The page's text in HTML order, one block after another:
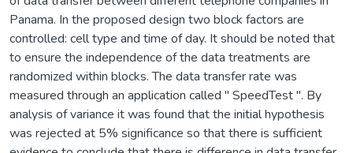
Panama. In the proposed design two block factors are
controlled: cell type and time of day. It should be noted that
to ensure the independence of the data treatments are
randomized within blocks. The data transfer rate was
measured through an application called " SpeedTest ". By
analysis of variance it was found that the initial hypothesis
was rejected at 5% significance so that there is sufficient